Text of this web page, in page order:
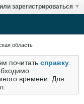
зарегистрироваться
область
почитать справку
времени. Для